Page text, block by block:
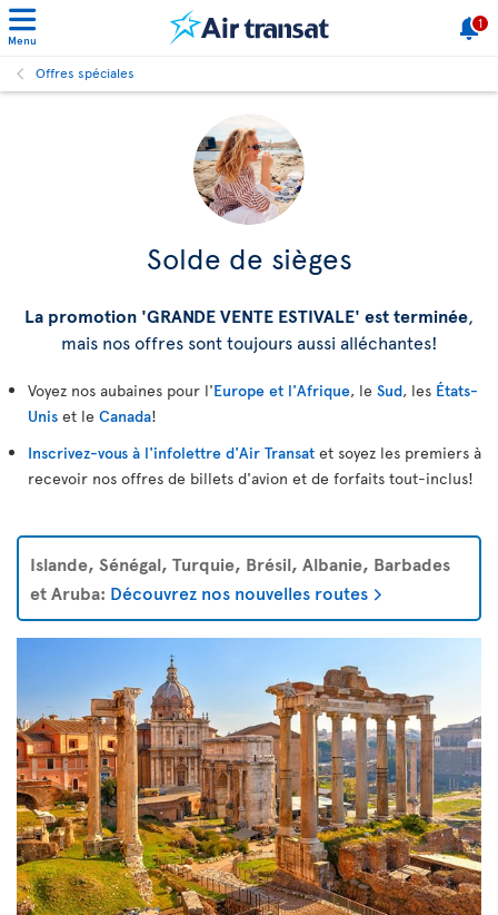
Menu
1
Offres spéciales
Solde de sièges
La promotion 'GRANDE VENTE ESTIVALE' est terminée,
mais nos offres sont toujours aussi alléchantes!
Voyez nos aubaines pour l'Europe et l'Afrique, le Sud, les États-
Unis et le Canada!
Inscrivez-vous à l'infolettre d'Air Transat et soyez les premiers à
recevoir nos offres de billets d'avion et de forfaits tout-inclus!
Islande, Sénégal, Turquie, Brésil, Albanie, Barbades
et Aruba: Découvrez nos nouvelles routes